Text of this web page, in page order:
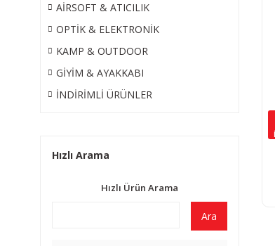
AİRSOFT & ATICILIK
OPTİK & ELEKTRONİK
KAMP & OUTDOOR
GİYİM & AYAKKABI
İNDİRİMLİ ÜRÜNLER
Hızlı Arama
Hızlı Ürün Arama
Ara